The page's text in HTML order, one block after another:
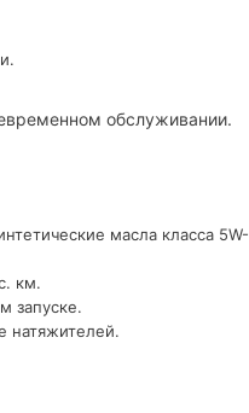
обслуживании.
масла класса 5W-
км.
запуске.
натяжителей.